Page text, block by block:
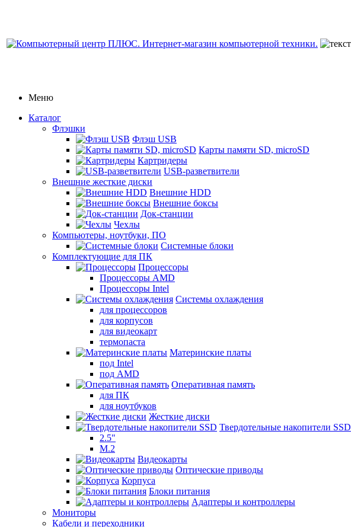
Меню
Каталог
Флэшки
Флэш USB
Карты памяти SD, microSD
Картридеры
USB-разветвители
Внешние жесткие диски
Внешние HDD
Внешние боксы
Док-станции
Чехлы
Компьютеры, ноутбуки, ПО
Системные блоки
Комплектующие для ПК
Процессоры
Процессоры AMD
Процессоры Intel
Системы охлаждения
для процессоров
для корпусов
для видеокарт
термопаста
Материнские платы
под Intel
под AMD
Оперативная память
для ПК
для ноутбуков
Жесткие диски
Твердотельные накопители SSD
2.5"
M.2
Видеокарты
Оптические приводы
Корпуса
Блоки питания
Адаптеры и контроллеры
Мониторы
Кабели и переходники